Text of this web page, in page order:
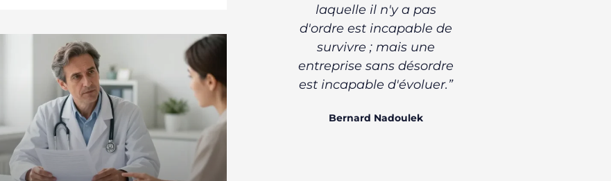
laquelle il n'y a pas
d'ordre est incapable de
survivre ; mais une
entreprise sans désordre
est incapable d'évoluer.”
Bernard Nadoulek